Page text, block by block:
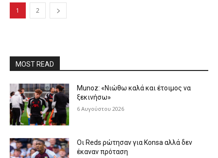
1 2
MOST READ
Munoz: «Νιώθω καλά και έτοιμος να
ξεκινήσω»
6 Αυγούστου 2026
Οι Reds ρώτησαν για Konsa αλλά δεν
έκαναν πρόταση